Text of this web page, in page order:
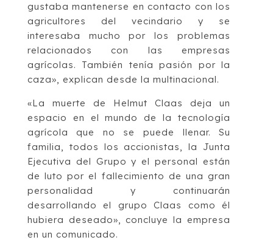
gustaba mantenerse en contacto con los
agricultores del vecindario y se
interesaba mucho por los problemas
relacionados con las empresas
agrícolas. También tenía pasión por la
caza», explican desde la multinacional.
«La muerte de Helmut Claas deja un
espacio en el mundo de la tecnología
agrícola que no se puede llenar. Su
familia, todos los accionistas, la Junta
Ejecutiva del Grupo y el personal están
de luto por el fallecimiento de una gran
personalidad y continuarán
desarrollando el grupo Claas como él
hubiera deseado», concluye la empresa
en un comunicado.